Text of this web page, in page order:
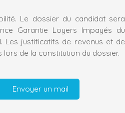
Le dossier du candidat sera
Garantie Loyers Impayés du
Les justificatifs de revenus et de
de la constitution du dossier.
Envoyer un mail